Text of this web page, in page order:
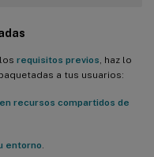
requisitos previos , haz lo
a tus usuarios:
recursos compartidos de
entorno